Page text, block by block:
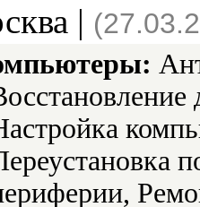
|